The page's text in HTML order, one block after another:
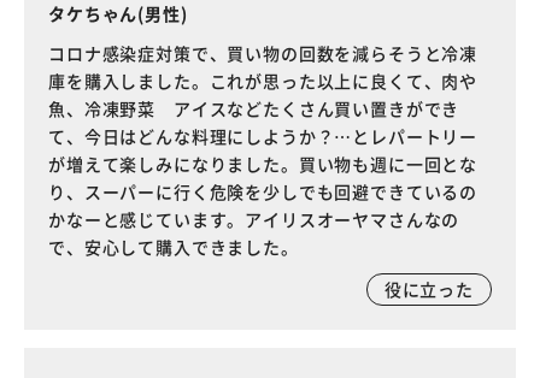
タケちゃん(男性)
コロナ感染症対策で、買い物の回数を減らそうと冷凍
庫を購入しました。これが思った以上に良くて、肉や
魚、冷凍野菜 アイスなどたくさん買い置きができ
て、今日はどんな料理にしようか？…とレパートリー
が増えて楽しみになりました。買い物も週に一回とな
り、スーパーに行く危険を少しでも回避できているの
かなーと感じています。アイリスオーヤマさんなの
で、安心して購入できました。
役に立った